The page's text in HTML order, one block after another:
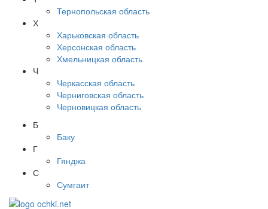
Тернопольская область
Х
Харьковская область
Херсонская область
Хмельницкая область
Ч
Черкасская область
Черниговская область
Черновицкая область
Б
Баку
Г
Гянджа
С
Сумгаит